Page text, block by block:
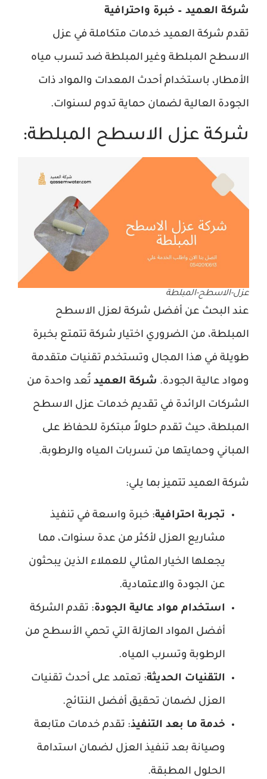
شركة العميد – خبرة واحترافية
تقدم شركة العميد خدمات متكاملة في عزل
الاسطح المبلطة وغير المبلطة ضد تسرب مياه
الأمطار، باستخدام أحدث المعدات والمواد ذات
الجودة العالية لضمان حماية تدوم لسنوات.
شركة عزل الاسطح المبلطة:
عزل-الاسطح-المبلطة
عند البحث عن أفضل شركة لعزل الاسطح
المبلطة، من الضروري اختيار شركة تتمتع بخبرة
طويلة في هذا المجال وتستخدم تقنيات متقدمة
ومواد عالية الجودة. شركة العميد تُعد واحدة من
الشركات الرائدة في تقديم خدمات عزل الاسطح
المبلطة، حيث تقدم حلولاً مبتكرة للحفاظ على
المباني وحمايتها من تسربات المياه والرطوبة.
شركة العميد تتميز بما يلي:
تجربة احترافية: خبرة واسعة في تنفيذ
مشاريع العزل لأكثر من عدة سنوات، مما
يجعلها الخيار المثالي للعملاء الذين يبحثون
عن الجودة والاعتمادية.
استخدام مواد عالية الجودة: تقدم الشركة
أفضل المواد العازلة التي تحمي الأسطح من
الرطوبة وتسرب المياه.
التقنيات الحديثة: تعتمد على أحدث تقنيات
العزل لضمان تحقيق أفضل النتائج.
خدمة ما بعد التنفيذ: تقدم خدمات متابعة
وصيانة بعد تنفيذ العزل لضمان استدامة
الحلول المطبقة.